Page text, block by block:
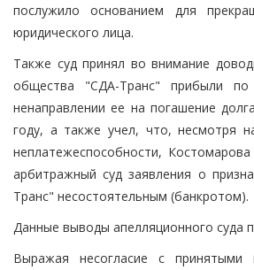
послужило основанием для
юридического лица.
Также суд принял во внимание
общества "СДА-Транс" прибыли
ненаправлении ее на погашение
году, а также учел, что, несмотря
неплатежеспособности,
арбитражный суд заявления о
Транс" несостоятельным (банкротом).
Данные выводы апелляционного суда
Выражая несогласие с принятыми